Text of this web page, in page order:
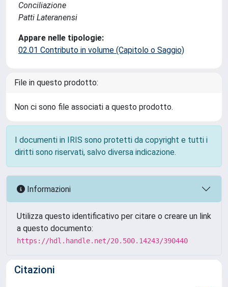
Conciliazione
Patti Lateranensi
Appare nelle tipologie:
02.01 Contributo in volume (Capitolo o Saggio)
File in questo prodotto:
Non ci sono file associati a questo prodotto.
I documenti in IRIS sono protetti da copyright e tutti i
diritti sono riservati, salvo diversa indicazione.
Informazioni
Utilizza questo identificativo per citare o creare un link
a questo documento:
https://hdl.handle.net/20.500.14243/390440
Citazioni